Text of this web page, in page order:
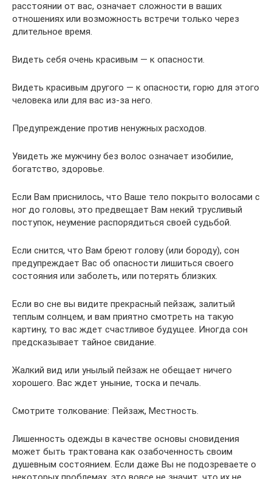
расстоянии от вас, означает сложности в ваших
отношениях или возможность встречи только через
длительное время.
Видеть себя очень красивым — к опасности.
Видеть красивым другого — к опасности, горю для этого
человека или для вас из-за него.
Предупреждение против ненужных расходов.
Увидеть же мужчину без волос означает изобилие,
богатство, здоровье.
Если Вам приснилось, что Ваше тело покрыто волосами с
ног до головы, это предвещает Вам некий трусливый
поступок, неумение распорядиться своей судьбой.
Если снится, что Вам бреют голову (или бороду), сон
предупреждает Вас об опасности лишиться своего
состояния или заболеть, или потерять близких.
Если во сне вы видите прекрасный пейзаж, залитый
теплым солнцем, и вам приятно смотреть на такую
картину, то вас ждет счастливое будущее. Иногда сон
предсказывает тайное свидание.
Жалкий вид или унылый пейзаж не обещает ничего
хорошего. Вас ждет уныние, тоска и печаль.
Смотрите толкование: Пейзаж, Местность.
Лишенность одежды в качестве основы сновидения
может быть трактована как озабоченность своим
душевным состоянием. Если даже Вы не подозреваете о